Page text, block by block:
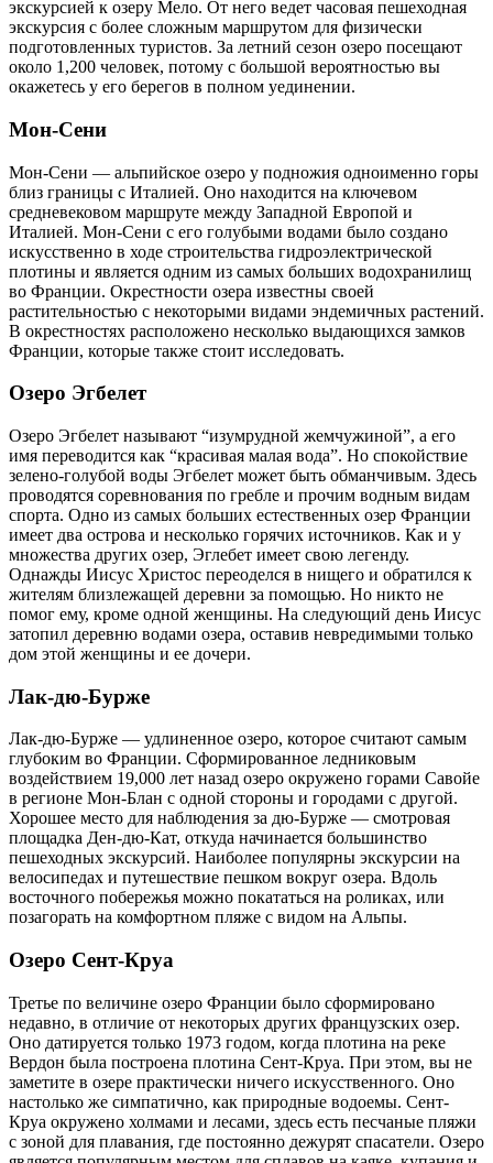
экскурсией к озеру Мело. От него ведет часовая пешеходная
экскурсия с более сложным маршрутом для физически
подготовленных туристов. За летний сезон озеро посещают
около 1,200 человек, потому с большой вероятностью вы
окажетесь у его берегов в полном уединении.
Мон-Сени
Мон-Сени — альпийское озеро у подножия одноименно горы
близ границы с Италией. Оно находится на ключевом
средневековом маршруте между Западной Европой и
Италией. Мон-Сени с его голубыми водами было создано
искусственно в ходе строительства гидроэлектрической
плотины и является одним из самых больших водохранилищ
во Франции. Окрестности озера известны своей
растительностью с некоторыми видами эндемичных растений.
В окрестностях расположено несколько выдающихся замков
Франции, которые также стоит исследовать.
Озеро Эгбелет
Озеро Эгбелет называют “изумрудной жемчужиной”, а его
имя переводится как “красивая малая вода”. Но спокойствие
зелено-голубой воды Эгбелет может быть обманчивым. Здесь
проводятся соревнования по гребле и прочим водным видам
спорта. Одно из самых больших естественных озер Франции
имеет два острова и несколько горячих источников. Как и у
множества других озер, Эглебет имеет свою легенду.
Однажды Иисус Христос переоделся в нищего и обратился к
жителям близлежащей деревни за помощью. Но никто не
помог ему, кроме одной женщины. На следующий день Иисус
затопил деревню водами озера, оставив невредимыми только
дом этой женщины и ее дочери.
Лак-дю-Бурже
Лак-дю-Бурже — удлиненное озеро, которое считают самым
глубоким во Франции. Сформированное ледниковым
воздействием 19,000 лет назад озеро окружено горами Савойе
в регионе Мон-Блан с одной стороны и городами с другой.
Хорошее место для наблюдения за дю-Бурже — смотровая
площадка Ден-дю-Кат, откуда начинается большинство
пешеходных экскурсий. Наиболее популярны экскурсии на
велосипедах и путешествие пешком вокруг озера. Вдоль
восточного побережья можно покататься на роликах, или
позагорать на комфортном пляже с видом на Альпы.
Озеро Сент-Круа
Третье по величине озеро Франции было сформировано
недавно, в отличие от некоторых других французских озер.
Оно датируется только 1973 годом, когда плотина на реке
Вердон была построена плотина Сент-Круа. При этом, вы не
заметите в озере практически ничего искусственного. Оно
настолько же симпатично, как природные водоемы. Сент-
Круа окружено холмами и лесами, здесь есть песчаные пляжи
с зоной для плавания, где постоянно дежурят спасатели. Озеро